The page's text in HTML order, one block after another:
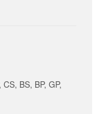
BS, BP, GP,